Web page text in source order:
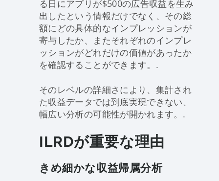
る日にアプリが$500の広告収益を生み
出したという情報だけでなく、その総
額にどの具体的なインプレッションが
寄与したか、またそれぞれのインプレ
ッションがどれだけの価値があったか
を確認することができます。.
そのレベルの詳細さにより、集計され
た収益データでは到底実現できない、
幅広い分析の可能性が開かれます。.
ILRDが重要な理由
きめ細かな収益帰属分析